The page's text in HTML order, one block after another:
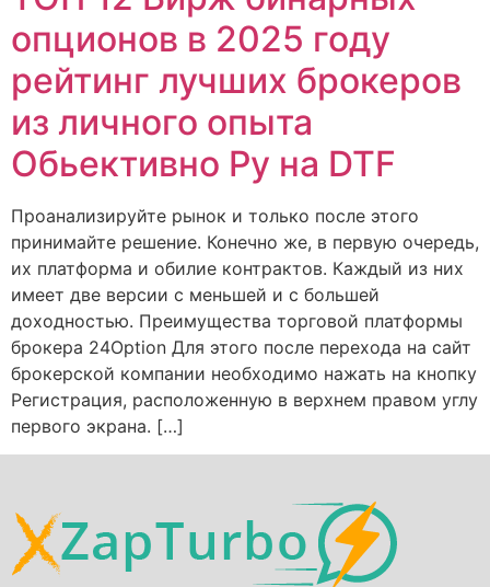
опционов в 2025 году
рейтинг лучших брокеров
из личного опыта
Обьективно Ру на DTF
Проанализируйте рынок и только после этого
принимайте решение. Конечно же, в первую очередь,
их платформа и обилие контрактов. Каждый из них
имеет две версии с меньшей и с большей
доходностью. Преимущества торговой платформы
брокера 24Option Для этого после перехода на сайт
брокерской компании необходимо нажать на кнопку
Регистрация, расположенную в верхнем правом углу
первого экрана. […]